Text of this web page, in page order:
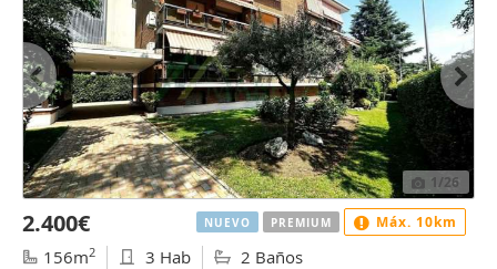
1/26
2.400€
156m2 3 Hab 2 Baños
NUEVO PREMIUM Máx. 10km